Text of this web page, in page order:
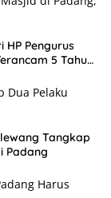
HP Pengurus
5 Tahun
Tangkap
Padang